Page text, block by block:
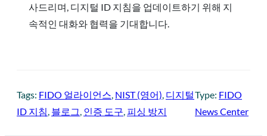
사드리며, 디지털 ID 지침을 업데이트하기 위해 지
속적인 대화와 협력을 기대합니다.
Tags: FIDO 얼라이언스 NIST (영어) 디지털
ID 지침 블로그 인증 도구 피싱 방지
Type: FIDO
News Center